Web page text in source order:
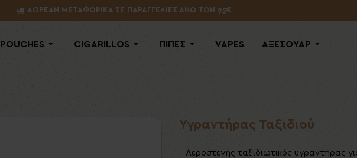
ΔΩΡΕΑΝ ΜΕΤΑΦΟΡΙΚΑ ΣΕ ΠΑΡΑΓΓΕΛΙΕΣ ΑΝΩ ΤΩΝ 95€
POUCHES CIGARILLOS ΠΙΠΕΣ VAPES ΑΞΕΣΟΥΑΡ
Υγραντήρας Ταξιδιού
Αεροστεγής ταξιδιωτικός υγραντήρας